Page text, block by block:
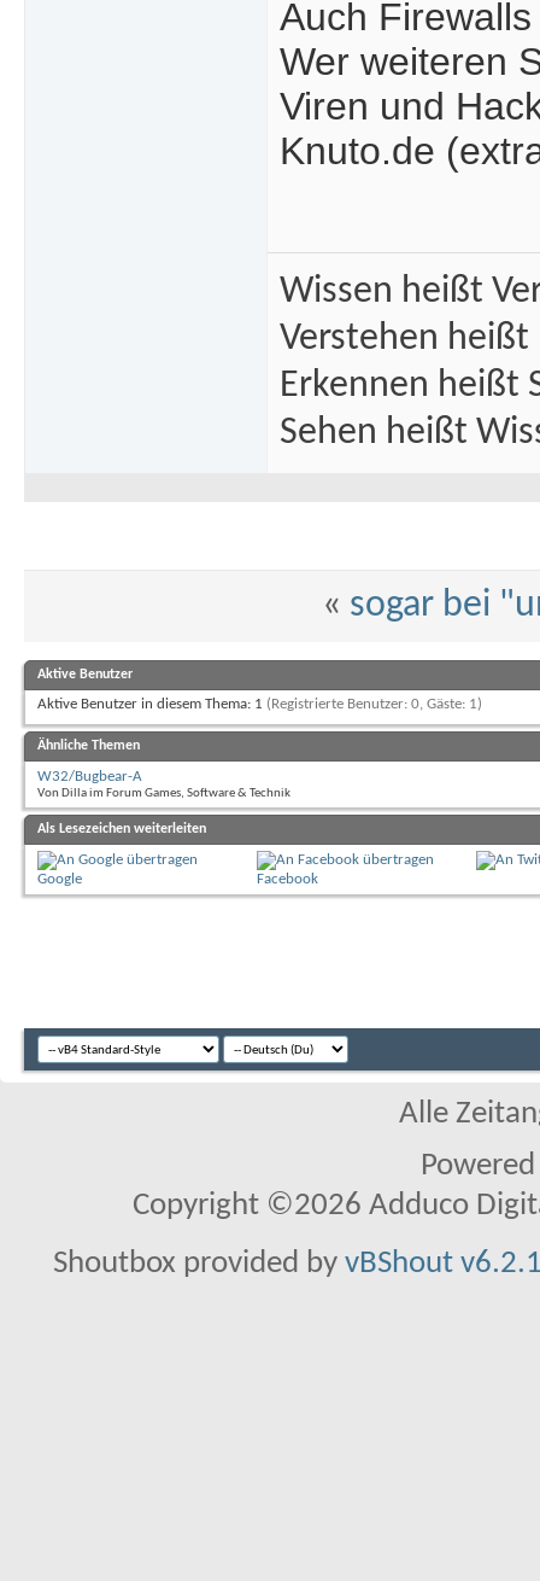
Auch
Wer weiteren
Viren und
Knuto.de
Wissen heißt
Verstehen heißt
Erkennen heißt
Sehen heißt
« sogar bei
Aktive Benutzer
Aktive Benutzer in diesem Thema: 1 (Registrierte Benutzer: 0, Gäste: 1)
Ähnliche Themen
W32/Bugbear-A
Von Dilla im Forum Games, Software & Technik
Als Lesezeichen weiterleiten
Google Facebook
Alle
Copyright ©2026 Adduco
Shoutbox provided by vBShout